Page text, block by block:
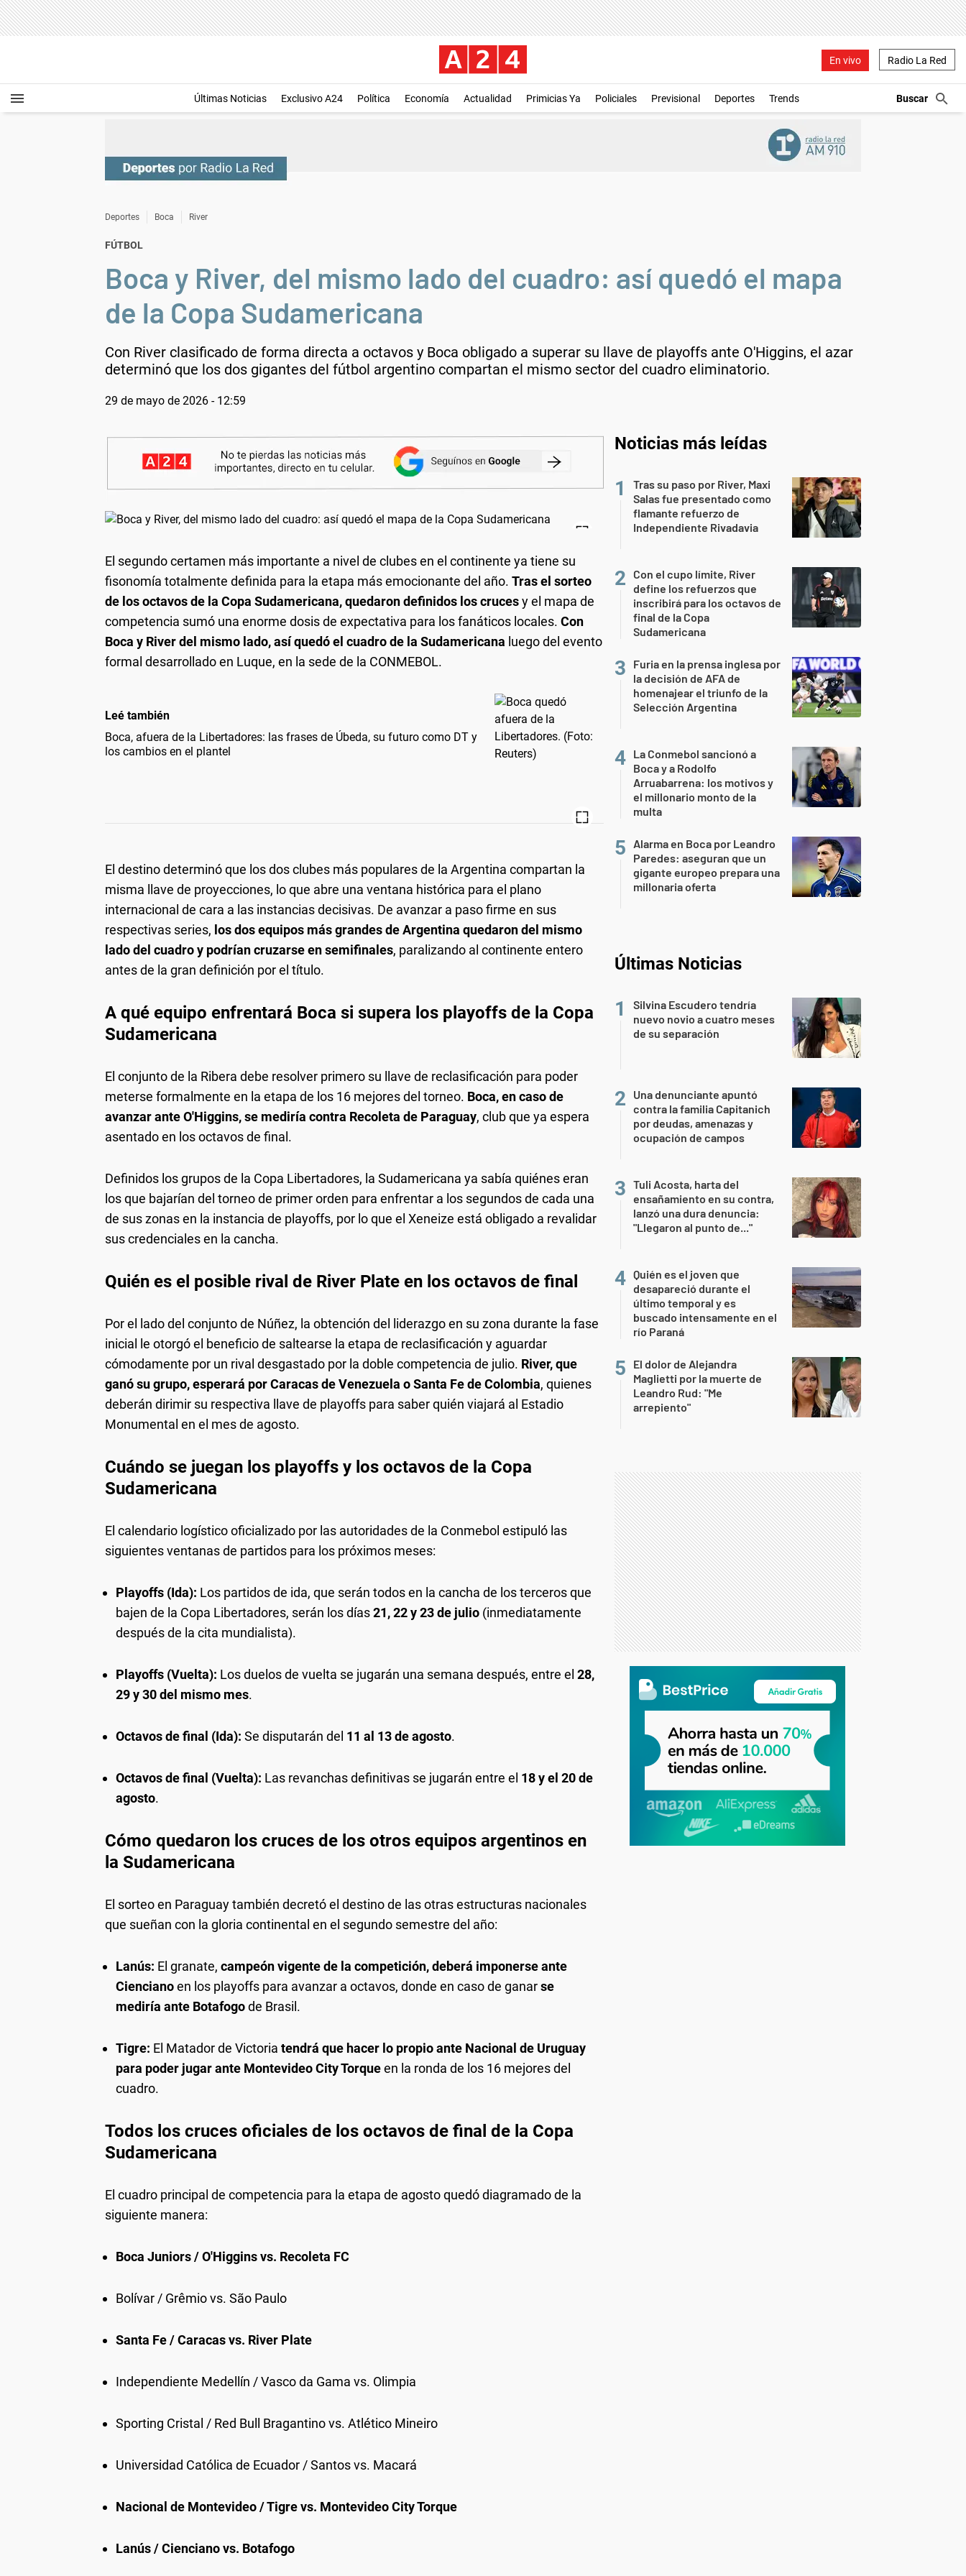
En vivo Radio La Red
Últimas Noticias Exclusivo A24 Política Economía Actualidad Primicias Ya Policiales Previsional Deportes Trends
Deportes Boca River
FÚTBOL
Boca y River, del mismo lado del cuadro: así quedó el mapa
de la Copa Sudamericana
Con River clasificado de forma directa a octavos y Boca obligado a superar su llave de playoffs ante O'Higgins, el azar
determinó que los dos gigantes del fútbol argentino compartan el mismo sector del cuadro eliminatorio.
29 de mayo de 2026 - 12:59
El segundo certamen más importante a nivel de clubes en el continente ya tiene su
fisonomía totalmente definida para la etapa más emocionante del año. Tras el sorteo
de los octavos de la Copa Sudamericana, quedaron definidos los crucesy el mapa de
competencia sumó una enorme dosis de expectativa para los fanáticos locales. Con
Boca y River del mismo lado, así quedó el cuadro de la Sudamericana luego del evento
formal desarrollado en Luque, en la sede de la CONMEBOL.
Leé también
Boca, afuera de la Libertadores: las frases de Úbeda, su futuro como DT y
los cambios en el plantel
El destino determinó que los dos clubes más populares de la Argentina compartan la
misma llave de proyecciones, lo que abre una ventana histórica para el plano
internacional de cara a las instancias decisivas. De avanzar a paso firme en sus
respectivas series, los dos equipos más grandes de Argentina quedaron del mismo
lado del cuadro y podrían cruzarse en semifinales, paralizando al continente entero
antes de la gran definición por el título.
A qué equipo enfrentará Boca si supera los playoffs de la Copa
Sudamericana
El conjunto de la Ribera debe resolver primero su llave de reclasificación para poder
meterse formalmente en la etapa de los 16 mejores del torneo. Boca, en caso de
avanzar ante O'Higgins, se mediría contra Recoleta de Paraguay, club que ya espera
asentado en los octavos de final.
Definidos los grupos de la Copa Libertadores, la Sudamericana ya sabía quiénes eran
los que bajarían del torneo de primer orden para enfrentar a los segundos de cada una
de sus zonas en la instancia de playoffs, por lo que el Xeneize está obligado a revalidar
sus credenciales en la cancha.
Quién es el posible rival de River Plate en los octavos de final
Por el lado del conjunto de Núñez, la obtención del liderazgo en su zona durante la fase
inicial le otorgó el beneficio de saltearse la etapa de reclasificación y aguardar
cómodamente por un rival desgastado por la doble competencia de julio. River, que
ganó su grupo, esperará por Caracas de Venezuela o Santa Fe de Colombia, quienes
deberán dirimir su respectiva llave de playoffs para saber quién viajará al Estadio
Monumental en el mes de agosto.
Cuándo se juegan los playoffs y los octavos de la Copa
Sudamericana
El calendario logístico oficializado por las autoridades de la Conmebol estipuló las
siguientes ventanas de partidos para los próximos meses:
Playoffs (Ida): Los partidos de ida, que serán todos en la cancha de los terceros que
bajen de la Copa Libertadores, serán los días21, 22 y 23 de julio (inmediatamente
después de la cita mundialista).
Playoffs (Vuelta): Los duelos de vuelta se jugarán una semana después, entre el 28,
29 y 30 del mismo mes.
Octavos de final (Ida): Se disputarán del 11 al 13 de agosto.
Octavos de final (Vuelta): Las revanchas definitivas se jugarán entre el 18 y el 20 de
agosto.
Cómo quedaron los cruces de los otros equipos argentinos en
la Sudamericana
El sorteo en Paraguay también decretó el destino de las otras estructuras nacionales
que sueñan con la gloria continental en el segundo semestre del año:
Lanús: El granate, campeón vigente de la competición, deberá imponerse ante
Ciencianoen los playoffs para avanzar a octavos, donde en caso de ganarse
mediría ante Botafogode Brasil.
Tigre: El Matador de Victoria tendrá que hacer lo propio ante Nacional de Uruguay
para poder jugar ante Montevideo City Torqueen la ronda de los 16 mejores del
cuadro.
Todos los cruces oficiales de los octavos de final de la Copa
Sudamericana
El cuadro principal de competencia para la etapa de agosto quedó diagramado de la
siguiente manera:
Boca Juniors / O'Higgins vs. Recoleta FC
Bolívar / Grêmio vs. São Paulo
Santa Fe / Caracas vs. River Plate
Independiente Medellín / Vasco da Gama vs. Olimpia
Sporting Cristal / Red Bull Bragantino vs. Atlético Mineiro
Universidad Católica de Ecuador / Santos vs. Macará
Nacional de Montevideo / Tigre vs. Montevideo City Torque
Lanús / Cienciano vs. Botafogo
Noticias más leídas
Tras su paso por River, Maxi
Salas fue presentado como
flamante refuerzo de
Independiente Rivadavia
Con el cupo límite, River
define los refuerzos que
inscribirá para los octavos de
final de la Copa
Sudamericana
Furia en la prensa inglesa por
la decisión de AFA de
homenajear el triunfo de la
Selección Argentina
La Conmebol sancionó a
Boca y a Rodolfo
Arruabarrena: los motivos y
el millonario monto de la
multa
Alarma en Boca por Leandro
Paredes: aseguran que un
gigante europeo prepara una
millonaria oferta
Últimas Noticias
Silvina Escudero tendría
nuevo novio a cuatro meses
de su separación
Una denunciante apuntó
contra la familia Capitanich
por deudas, amenazas y
ocupación de campos
Tuli Acosta, harta del
ensañamiento en su contra,
lanzó una dura denuncia:
"Llegaron al punto de..."
Quién es el joven que
desapareció durante el
último temporal y es
buscado intensamente en el
río Paraná
El dolor de Alejandra
Maglietti por la muerte de
Leandro Rud: "Me
arrepiento"